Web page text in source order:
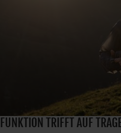
FUNKTION TRIFFT AUF